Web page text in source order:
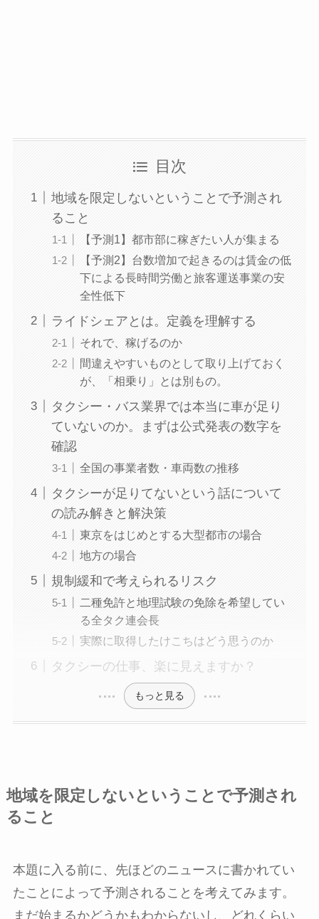
目次
地域を限定しないということで予測され
ること
【予測1】都市部に稼ぎたい人が集まる
【予測2】台数増加で起きるのは賃金の低
下による長時間労働と旅客運送事業の安
全性低下
ライドシェアとは。定義を理解する
それで、稼げるのか
間違えやすいものとして取り上げておく
が、「相乗り」とは別もの。
タクシー・バス業界では本当に車が足り
ていないのか。まずは公式発表の数字を
確認
全国の事業者数・車両数の推移
タクシーが足りてないという話について
の読み解きと解決策
東京をはじめとする大型都市の場合
地方の場合
規制緩和で考えられるリスク
二種免許と地理試験の免除を希望してい
る全タク連会長
実際に取得したけこちはどう思うのか
タクシーの仕事、楽に見えますか？
もっと見る
地域を限定しないということで予測され
ること
本題に入る前に、先ほどのニュースに書かれてい
たことによって予測されることを考えてみます。
まだ始まるかどうかもわからないし、どれくらい